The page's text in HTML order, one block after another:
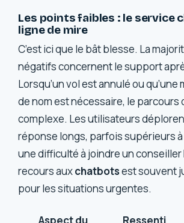
Les points faibles : le service
ligne de mire
C’est ici que le bât blesse. La
négatifs concernent le support
Lorsqu’un vol est annulé ou
de nom est nécessaire, le parcours
complexe. Les utilisateurs
réponse longs, parfois supérieurs
une difficulté à joindre un conseiller
recours auxchatbotsest souvent
pour les situations urgentes.
Aspect du
Ressenti